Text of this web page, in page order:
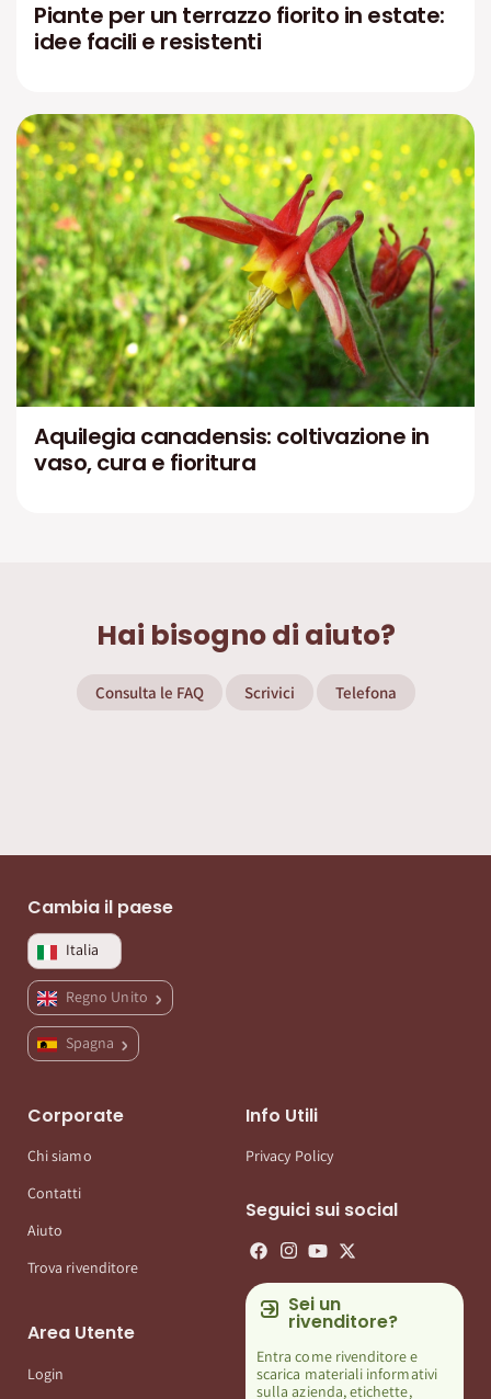
Piante per un terrazzo fiorito in estate:
idee facili e resistenti
Aquilegia canadensis: coltivazione in
vaso, cura e fioritura
Hai bisogno di aiuto?
Consulta le FAQ Scrivici Telefona
Cambia il paese
Italia
Regno Unito
Spagna
Corporate
Chi siamo
Contatti
Aiuto
Trova rivenditore
Area Utente
Login
Info Utili
Privacy Policy
Seguici sui social
Sei un
rivenditore?
Entra come rivenditore e
scarica materiali informativi
sulla azienda, etichette,